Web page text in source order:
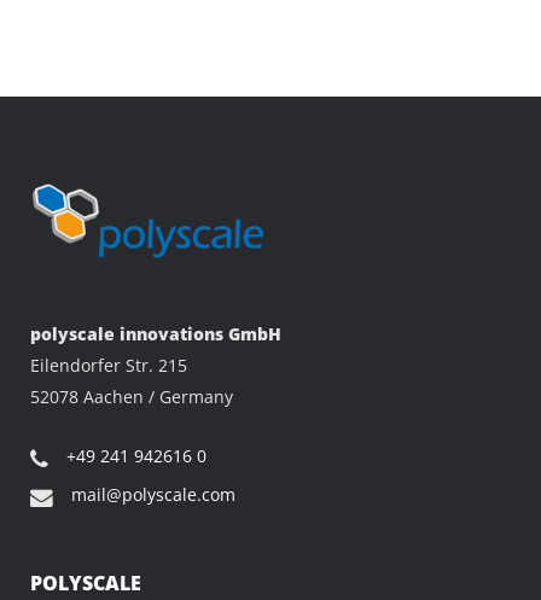
polyscale innovations GmbH
Eilendorfer Str. 215
52078 Aachen / Germany
+49 241 942616 0
mail@polyscale.com
POLYSCALE